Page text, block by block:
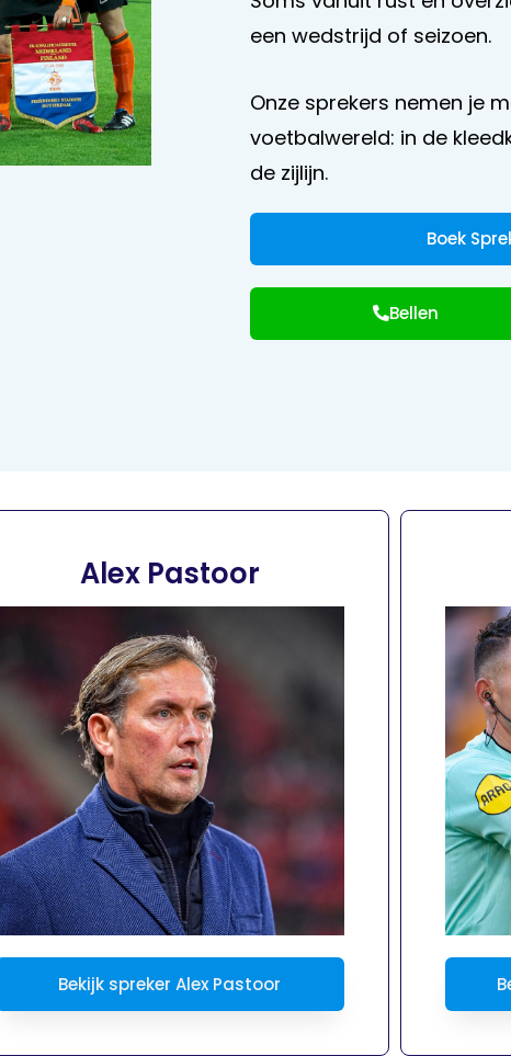
een wedstrijd of seizoen.
Onze sprekers nemen je
voetbalwereld: in de
de zijlijn.
Boek
Bellen
Alex Pastoor
Bekijk spreker Alex Pastoor